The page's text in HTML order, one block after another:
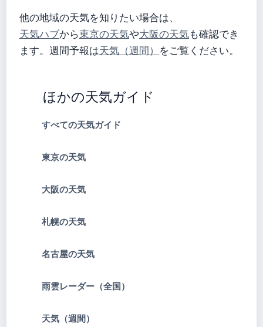
他の地域の天気を知りたい場合は、
天気ハブから東京の天気や大阪の天気も確認でき
ます。週間予報は天気（週間） をご覧ください。
ほかの天気ガイド
すべての天気ガイド
東京の天気
大阪の天気
札幌の天気
名古屋の天気
雨雲レーダー（全国）
天気（週間）